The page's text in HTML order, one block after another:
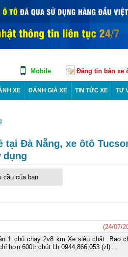
Mobile Đăng tin bán xe
XE ĐÁNH GIÁ XE TIN TỨC XE TƯ
tại Đà Nẵng, xe ôtô
dụng
cầu của bạn
(24/07/
1 chủ chạy 2v8 km Xe siêu chất. Bao
hơn 600tr chút Lh 0944,866,053 (zl)...